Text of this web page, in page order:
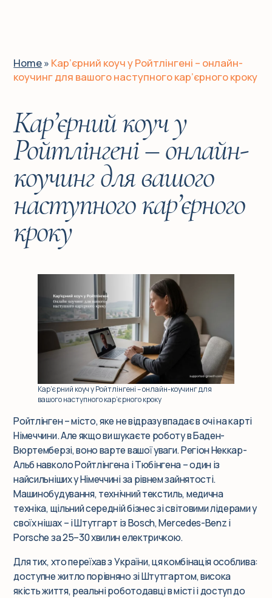
Для кого?
Історії клієнтів
Про мене
Події
Корпоративним клієнтам
Блог
Home» Кар’єрний коуч у Ройтлінгені – онлайн-
коучинг для вашого наступного кар’єрного кроку
Кар’єрний коуч у
Ройтлінгені – онлайн-
коучинг для вашого
наступного кар’єрного
кроку
Кар’єрний коуч у Ройтлінгені – онлайн-коучинг для
вашого наступного кар’єрного кроку
Ройтлінген – місто, яке не відразу впадає в очі на карті
Німеччини. Але якщо ви шукаєте роботу в Баден-
Вюртемберзі, воно варте вашої уваги. Регіон Неккар-
Альб навколо Ройтлінгена і Тюбінгена – один із
найсильніших у Німеччині за рівнем зайнятості.
Машинобудування, технічний текстиль, медична
техніка, щільний середній бізнес зі світовими лідерами у
своїх нішах – і Штутгарт із Bosch, Mercedes-Benz і
Porsche за 25–30 хвилин електричкою.
Для тих, хто переїхав з України, ця комбінація особлива:
доступне житло порівняно зі Штутгартом, висока
якість життя, реальні роботодавці в місті і доступ до